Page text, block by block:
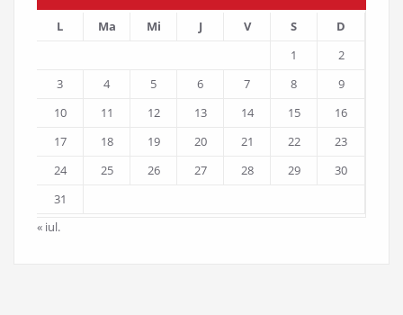
L Ma Mi J V S
D
1
2
3
4 5 6 7 8
9
10
11 12 13 14 15
16
17
18 19 20 21 22
23
24
25 26 27 28 29
30
31
« iul.